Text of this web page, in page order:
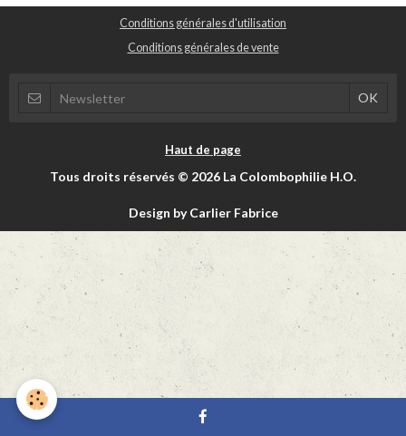
Conditions générales d'utilisation
Conditions générales de vente
Haut de page
Tous droits réservés © 2026 La Colombophilie H.O.
Design by Carlier Fabrice